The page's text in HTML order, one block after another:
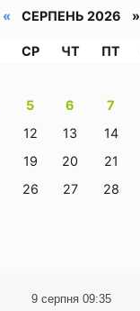
« СЕРПЕНЬ 2026 »
СР ЧТ ПТ
5 6 7
12 13 14
19 20 21
26 27 28
9 серпня 09:35